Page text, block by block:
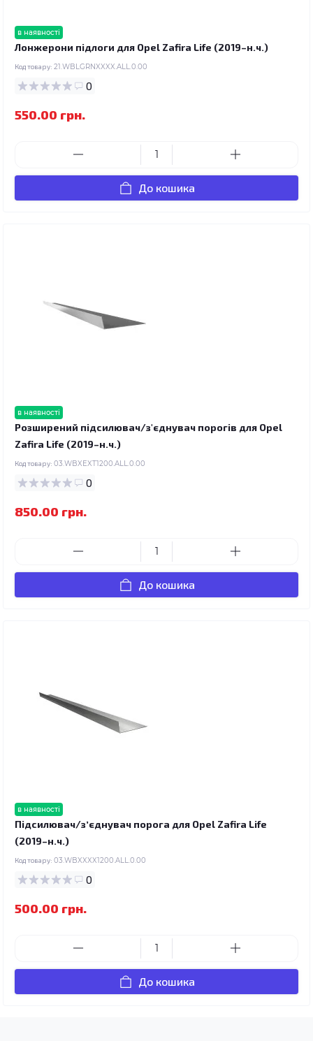
в наявності
Лонжерони підлоги для Opel Zafira Life (2019–н.ч.)
Код товару: 21.WBLGRNXXXX.ALL.0.00
0
550.00 грн.
До кошика
в наявності
Розширений підсилювач/з'єднувач порогів для Opel
Zafira Life (2019–н.ч.)
Код товару: 03.WBXEXT1200.ALL.0.00
0
850.00 грн.
До кошика
в наявності
Підсилювач/зʼєднувач порога для Opel Zafira Life
(2019–н.ч.)
Код товару: 03.WBXXXX1200.ALL.0.00
0
500.00 грн.
До кошика